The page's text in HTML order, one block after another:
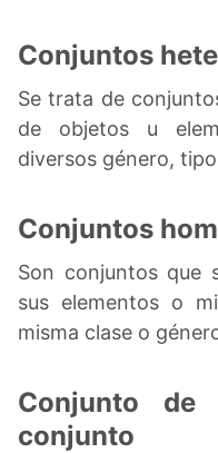
Conjuntos
Se trata de
de objetos u
diversos género,
Conjuntos
Son conjuntos que
sus elementos o
misma clase o
Conjunto
conjunto